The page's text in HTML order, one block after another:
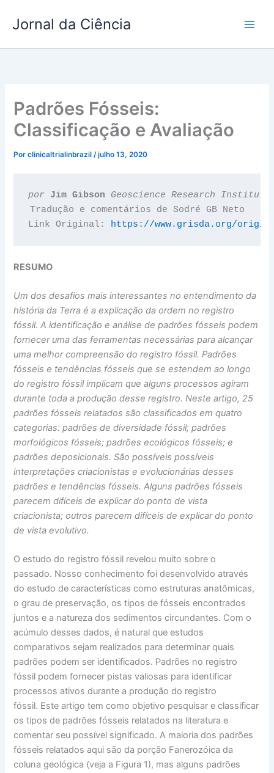
para
conteúdo
Jornal da Ciência
Padrões Fósseis:
Classificação e Avaliação
Porclinicaltrialinbrazil/julho 13, 2020
por Jim Gibson
Tradução e comentários de Sodré GB Neto
Link Original: https://www.grisda.org/
RESUMO
Um dos desafios mais interessantes no entendimento da
história da Terra é a explicação da ordem no registro
fóssil. A identificação e análise de padrões fósseis podem
fornecer uma das ferramentas necessárias para alcançar
uma melhor compreensão do registro fóssil. Padrões
fósseis e tendências fósseis que se estendem ao longo
do registro fóssil implicam que alguns processos agiram
durante toda a produção desse registro. Neste artigo, 25
padrões fósseis relatados são classificados em quatro
categorias: padrões de diversidade fóssil; padrões
morfológicos fósseis; padrões ecológicos fósseis; e
padrões deposicionais. São possíveis possíveis
interpretações criacionistas e evolucionárias desses
padrões e tendências fósseis. Alguns padrões fósseis
parecem difíceis de explicar do ponto de vista
criacionista; outros parecem difíceis de explicar do ponto
de vista evolutivo.
O estudo do registro fóssil revelou muito sobre o
passado. Nosso conhecimento foi desenvolvido através
do estudo de características como estruturas anatômicas,
o grau de preservação, os tipos de fósseis encontrados
juntos e a natureza dos sedimentos circundantes. Com o
acúmulo desses dados, é natural que estudos
comparativos sejam realizados para determinar quais
padrões podem ser identificados. Padrões no registro
fóssil podem fornecer pistas valiosas para identificar
processos ativos durante a produção do registro
fóssil. Este artigo tem como objetivo pesquisar e classificar
os tipos de padrões fósseis relatados na literatura e
comentar seu possível significado. A maioria dos padrões
fósseis relatados aqui são da porção Fanerozóica da
coluna geológica (veja a Figura 1), mas alguns padrões